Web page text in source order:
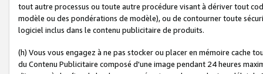
tout autre processus ou toute autre procédure visant à dériver tout
modèle ou des pondérations de modèle), ou de contourner toute
logiciel inclus dans le contenu publicitaire de produits.
(h) Vous vous engagez à ne pas stocker ou placer en mémoire cache
du Contenu Publicitaire composé d'une image pendant 24 heures